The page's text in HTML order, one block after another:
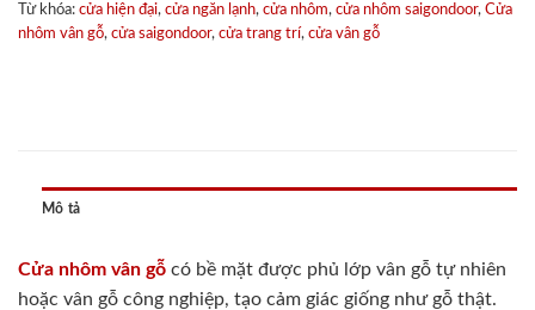
Từ khóa: cửa hiện đại, cửa ngăn lạnh, cửa nhôm, cửa nhôm saigondoor, Cửa
nhôm vân gỗ, cửa saigondoor, cửa trang trí, cửa vân gỗ
Mô tả
Cửa nhôm vân gỗ có bề mặt được phủ lớp vân gỗ tự nhiên
hoặc vân gỗ công nghiệp, tạo cảm giác giống như gỗ thật.